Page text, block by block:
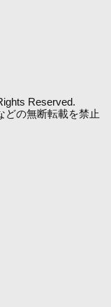
Reserved.
どの無断転載を禁止